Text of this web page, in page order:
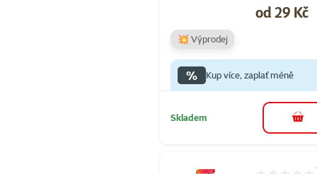
Cena
od 29 Kč
💥 Výprodej
% Kup více, zaplať méně
Skladem do